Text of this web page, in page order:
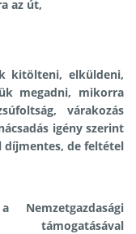
az út,
kitölteni, elküldeni,
megadni, mikorra
várakozás
igény szerint
díjmentes, de feltétel
Nemzetgazdasági